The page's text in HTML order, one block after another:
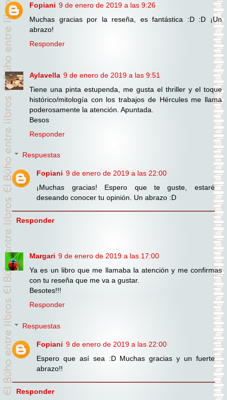
Fopiani 9 de enero de 2019 a las 9:26
Muchas gracias por la reseña, es fantástica :D :D ¡Un
abrazo!
Responder
Aylavella 9 de enero de 2019 a las 9:51
Tiene una pinta estupenda, me gusta el thriller y el toque
histórico/mitología con los trabajos de Hércules me llama
poderosamente la atención. Apuntada.
Besos
Responder
Respuestas
Fopiani 9 de enero de 2019 a las 22:00
¡Muchas gracias! Espero que te guste, estaré
deseando conocer tu opinión. Un abrazo :D
Responder
Margari 9 de enero de 2019 a las 17:00
Ya es un libro que me llamaba la atención y me confirmas
con tu reseña que me va a gustar.
Besotes!!!
Responder
Respuestas
Fopiani 9 de enero de 2019 a las 22:00
Espero que así sea :D Muchas gracias y un fuerte
abrazo!!
Responder